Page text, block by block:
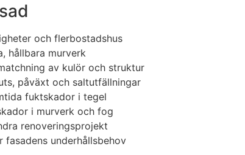
och flerbostadshus
hållbara murverk
av kulör och struktur
påväxt och saltutfällningar
fuktskador i tegel
i murverk och fog
renoveringsprojekt
underhållsbehov